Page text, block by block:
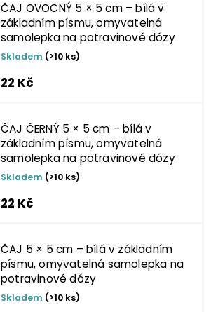
ČAJ OVOCNÝ 5 × 5 cm – bílá v
základním písmu, omyvatelná
samolepka na potravinové dózy
Skladem (>10 ks)
22 Kč
ČAJ ČERNÝ 5 × 5 cm – bílá v
základním písmu, omyvatelná
samolepka na potravinové dózy
Skladem (>10 ks)
22 Kč
ČAJ 5 × 5 cm – bílá v základním
písmu, omyvatelná samolepka na
potravinové dózy
Skladem (>10 ks)